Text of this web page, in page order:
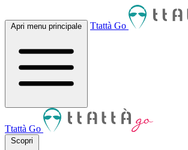
Apri menu principale Ttattà Go
Ttattà Go
Scopri